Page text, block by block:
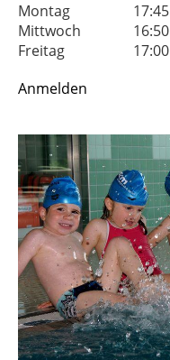
Montag
Mittwoch
Freitag
Anmelden